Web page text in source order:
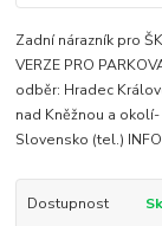
Zadní nárazník pro
VERZE PRO
odběr: Hradec
nad Kněžnou a
Slovensko (tel.) INFO
Dostupnost